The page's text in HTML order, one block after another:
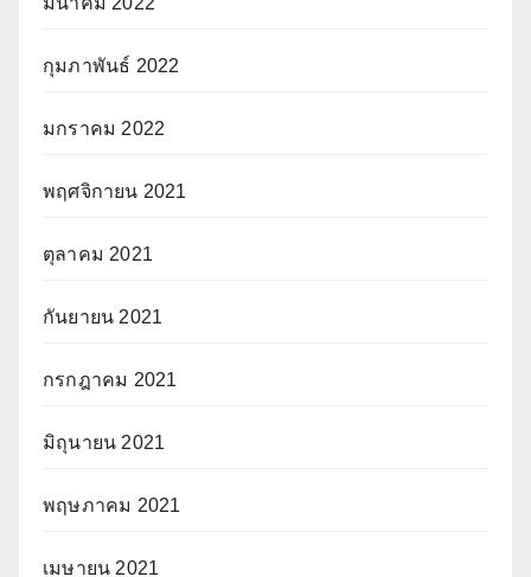
กุมภาพันธ์ 2022
มกราคม 2022
พฤศจิกายน 2021
ตุลาคม 2021
กันยายน 2021
กรกฎาคม 2021
มิถุนายน 2021
พฤษภาคม 2021
เมษายน 2021